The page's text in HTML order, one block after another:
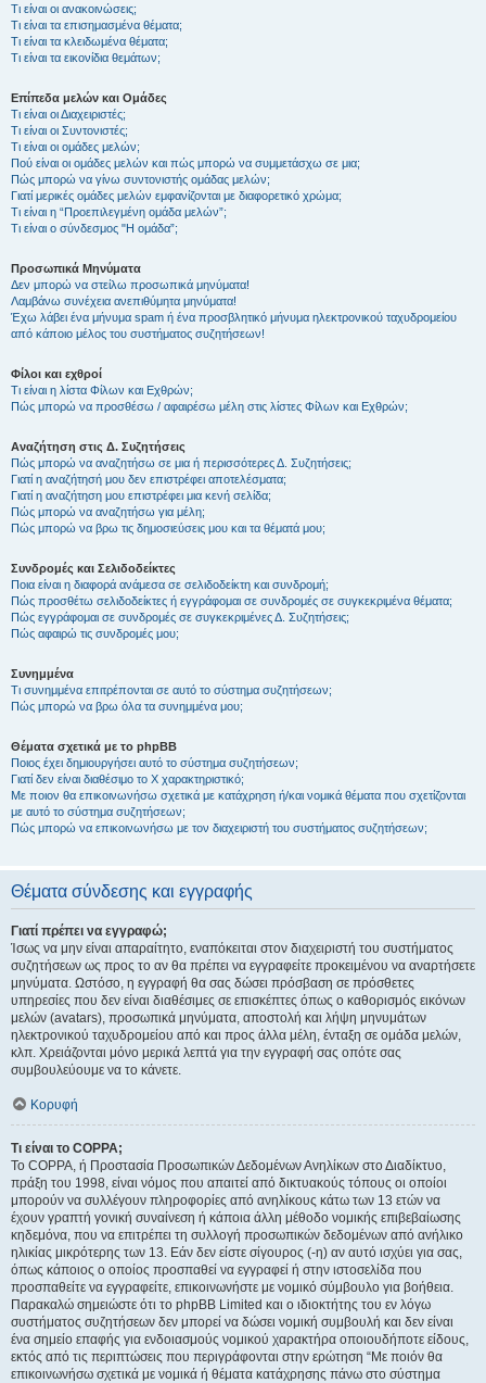
Τι είναι οι ανακοινώσεις;
Τι είναι τα επισημασμένα θέματα;
Τι είναι τα κλειδωμένα θέματα;
Τι είναι τα εικονίδια θεμάτων;
Επίπεδα μελών και Ομάδες
Τι είναι οι Διαχειριστές;
Τι είναι οι Συντονιστές;
Τι είναι οι ομάδες μελών;
Πού είναι οι ομάδες μελών και πώς μπορώ να συμμετάσχω σε μια;
Πώς μπορώ να γίνω συντονιστής ομάδας μελών;
Γιατί μερικές ομάδες μελών εμφανίζονται με διαφορετικό χρώμα;
Τι είναι η “Προεπιλεγμένη ομάδα μελών”;
Τι είναι ο σύνδεσμος "Η ομάδα”;
Προσωπικά Μηνύματα
Δεν μπορώ να στείλω προσωπικά μηνύματα!
Λαμβάνω συνέχεια ανεπιθύμητα μηνύματα!
Έχω λάβει ένα μήνυμα spam ή ένα προσβλητικό μήνυμα ηλεκτρονικού ταχυδρομείου
από κάποιο μέλος του συστήματος συζητήσεων!
Φίλοι και εχθροί
Τι είναι η λίστα Φίλων και Εχθρών;
Πώς μπορώ να προσθέσω / αφαιρέσω μέλη στις λίστες Φίλων και Εχθρών;
Αναζήτηση στις Δ. Συζητήσεις
Πώς μπορώ να αναζητήσω σε μια ή περισσότερες Δ. Συζητήσεις;
Γιατί η αναζήτησή μου δεν επιστρέφει αποτελέσματα;
Γιατί η αναζήτηση μου επιστρέφει μια κενή σελίδα;
Πώς μπορώ να αναζητήσω για μέλη;
Πώς μπορώ να βρω τις δημοσιεύσεις μου και τα θέματά μου;
Συνδρομές και Σελιδοδείκτες
Ποια είναι η διαφορά ανάμεσα σε σελιδοδείκτη και συνδρομή;
Πώς προσθέτω σελιδοδείκτες ή εγγράφομαι σε συνδρομές σε συγκεκριμένα θέματα;
Πώς εγγράφομαι σε συνδρομές σε συγκεκριμένες Δ. Συζητήσεις;
Πώς αφαιρώ τις συνδρομές μου;
Συνημμένα
Τι συνημμένα επιτρέπονται σε αυτό το σύστημα συζητήσεων;
Πώς μπορώ να βρω όλα τα συνημμένα μου;
Θέματα σχετικά με το phpBB
Ποιος έχει δημιουργήσει αυτό το σύστημα συζητήσεων;
Γιατί δεν είναι διαθέσιμο το Χ χαρακτηριστικό;
Με ποιον θα επικοινωνήσω σχετικά με κατάχρηση ή/και νομικά θέματα που σχετίζονται
με αυτό το σύστημα συζητήσεων;
Πώς μπορώ να επικοινωνήσω με τον διαχειριστή του συστήματος συζητήσεων;
Θέματα σύνδεσης και εγγραφής
Γιατί πρέπει να εγγραφώ;
Ίσως να μην είναι απαραίτητο, εναπόκειται στον διαχειριστή του συστήματος
συζητήσεων ως προς το αν θα πρέπει να εγγραφείτε προκειμένου να αναρτήσετε
μηνύματα. Ωστόσο, η εγγραφή θα σας δώσει πρόσβαση σε πρόσθετες
υπηρεσίες που δεν είναι διαθέσιμες σε επισκέπτες όπως ο καθορισμός εικόνων
μελών (avatars), προσωπικά μηνύματα, αποστολή και λήψη μηνυμάτων
ηλεκτρονικού ταχυδρομείου από και προς άλλα μέλη, ένταξη σε ομάδα μελών,
κλπ. Χρειάζονται μόνο μερικά λεπτά για την εγγραφή σας οπότε σας
συμβουλεύουμε να το κάνετε.
Κορυφή
Τι είναι το COPPA;
Το COPPA, ή Προστασία Προσωπικών Δεδομένων Ανηλίκων στο Διαδίκτυο,
πράξη του 1998, είναι νόμος που απαιτεί από δικτυακούς τόπους οι οποίοι
μπορούν να συλλέγουν πληροφορίες από ανηλίκους κάτω των 13 ετών να
έχουν γραπτή γονική συναίνεση ή κάποια άλλη μέθοδο νομικής επιβεβαίωσης
κηδεμόνα, που να επιτρέπει τη συλλογή προσωπικών δεδομένων από ανήλικο
ηλικίας μικρότερης των 13. Εάν δεν είστε σίγουρος (-η) αν αυτό ισχύει για σας,
όπως κάποιος ο οποίος προσπαθεί να εγγραφεί ή στην ιστοσελίδα που
προσπαθείτε να εγγραφείτε, επικοινωνήστε με νομικό σύμβουλο για βοήθεια.
Παρακαλώ σημειώστε ότι το phpBB Limited και ο ιδιοκτήτης του εν λόγω
συστήματος συζητήσεων δεν μπορεί να δώσει νομική συμβουλή και δεν είναι
ένα σημείο επαφής για ενδοιασμούς νομικού χαρακτήρα οποιουδήποτε είδους,
εκτός από τις περιπτώσεις που περιγράφονται στην ερώτηση “Με ποιόν θα
επικοινωνήσω σχετικά με νομικά ή θέματα κατάχρησης πάνω στο σύστημα